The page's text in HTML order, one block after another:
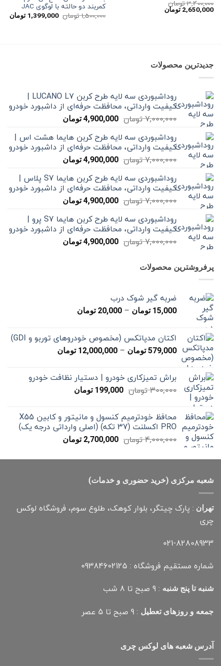
3,400,000تومان
قیمت
اصلی
2,650,000 تومانقیمت
فعلی
کمربند دو حالته با لوگوی JAC
1,500,000تومان قیمت
اصلی
1,399,000 تومان
جدیدترین محصولات
روداشبوردی سه‌ لایه طرح کربن LUCANO L7 |
کیفیت وارداتی، محافظت حرفه‌ای از داشبورد خودرو
7,000,000تومان قیمت
7,000,000 تومان
بود.
4,900,000 تومانقیمت
4,900,000 تومان
است.
روداشبوردی سه‌ لایه طرح کربن هایما هشت اس |
کیفیت وارداتی، محافظت حرفه‌ای از داشبورد خودرو
7,000,000تومان قیمت
7,000,000 تومان
بود.
4,900,000 تومانقیمت
4,900,000 تومان
است.
روداشبوردی سه‌ لایه طرح کربن هایما S7 پلاس |
کیفیت وارداتی، محافظت حرفه‌ای از داشبورد خودرو
7,000,000تومان قیمت
7,000,000 تومان
بود.
4,900,000 تومانقیمت
4,900,000 تومان
است.
روداشبوردی سه‌ لایه طرح کربن هایما S7 پرو |
کیفیت وارداتی، محافظت حرفه‌ای از داشبورد خودرو
7,000,000تومان قیمت
4,900,000 تومانقیمت
پرفروشترین محصولات
ضربه گیر شوک درب
15,000 تومان –
20,000 تومان
تا
20,000 تومان
اکتان مدپاتکس (مخصوص خودروهای توربو و GDI)
579,000 تومان –
12,000,000 تومان
تا
براش تمیزکاری خودرو | دستیار نظافت خودرو
300,000تومان قیمت
بود.
199,000 تومانقیمت
است. محافظ خودترمیم کنسول و مانیتور و کابین X55
PRO اکسلنت (37 تکه) (اصلی وارداتی درجه یک)
4,000,000تومان قیمت
4,000,000 تومان
2,700,000 تومانقیمت
2,700,000 تومان
شعبه مرکزی (خرید حضوری و خدمات)
تهران : پارک چیتگر، بلوار کوهک، طلوع سوم، فروشگاه لوکس
چری
021-82808933
شماره مستقیم فروشگاه : 09384602125
شنبه تا پنج شنبه : 9 صبح تا 8 شب
جمعه و روزهای تعطیل : 9 صبح تا 5 عصر
آدرس شعبه های لوکس چری